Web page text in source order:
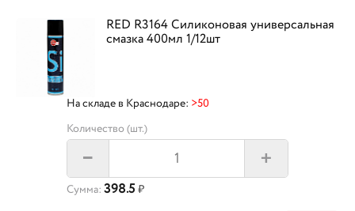
RED R3164 Силиконовая универсальная
смазка 400мл 1/12шт
На складе в Краснодаре: >50
Количество (шт.)
– +
Сумма: 398.5 ₽